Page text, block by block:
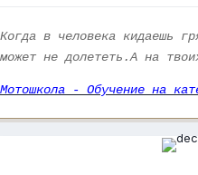
Когда в человека кидаешь
может не долететь.А на
Мотошкола - Обучение на